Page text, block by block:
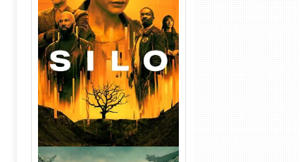
Silo 1ª Temporada Torrent
(2023) WEB-DL
720p/1080p/4K Dual Áudio